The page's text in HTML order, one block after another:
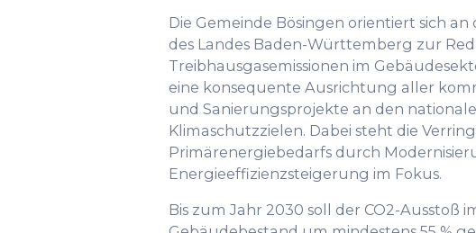
Die Gemeinde Bösingen orientiert sich
des Landes Baden-Württemberg zur
Treibhausgasemissionen im
eine konsequente Ausrichtung aller
und Sanierungsprojekte an den
Klimaschutzzielen. Dabei steht die
Primärenergiebedarfs durch
Energieeffizienzsteigerung im Fokus.
Bis zum Jahr 2030 soll der CO2-Ausstoß